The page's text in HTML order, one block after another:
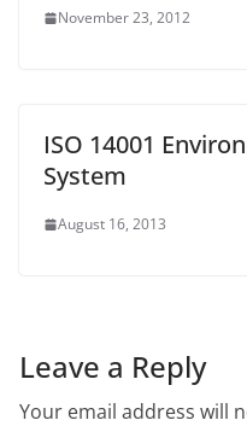
November 23, 2012
ISO 14001
System
August 16, 2013
Leave a Reply
Your email address will